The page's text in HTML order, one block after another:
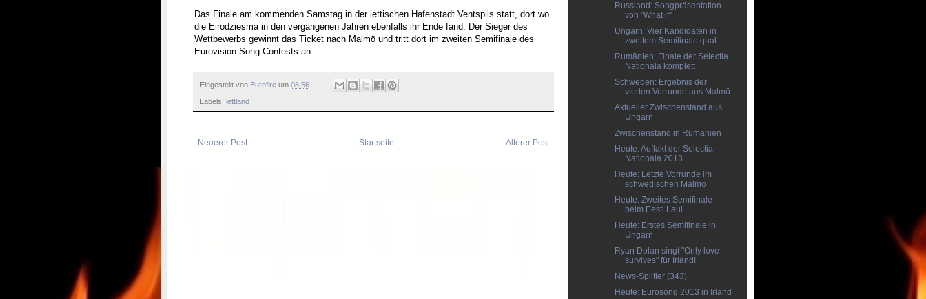
Das Finale am kommenden Samstag in der lettischen Hafenstadt Ventspils statt, dort wo
die Eirodziesma in den vergangenen Jahren ebenfalls ihr Ende fand. Der Sieger des
Wettbewerbs gewinnt das Ticket nach Malmö und tritt dort im zweiten Semifinale des
Eurovision Song Contests an.
Eingestellt von Eurofire um 08:56
Labels: lettland
Neuerer Post Älterer Post
Startseite
Russland: Songpräsentation
von "What if"
Ungarn: Vier Kandidaten in
zweitem Semifinale qual...
Rumänien: Finale der Selectia
Nationala komplett
Schweden: Ergebnis der
vierten Vorrunde aus Malmö
Aktueller Zwischenstand aus
Ungarn
Zwischenstand in Rumänien
Heute: Auftakt der Selectia
Nationala 2013
Heute: Letzte Vorrunde im
schwedischen Malmö
Heute: Zweites Semifinale
beim Eesti Laul
Heute: Erstes Semifinale in
Ungarn
Ryan Dolan singt "Only love
survives" für Irland!
News-Splitter (343)
Heute: Eurosong 2013 in Irland